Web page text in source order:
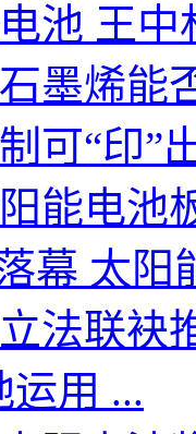
池 王
墨烯能
可“印”
能电池
幕 太
法联袂
运用 ...